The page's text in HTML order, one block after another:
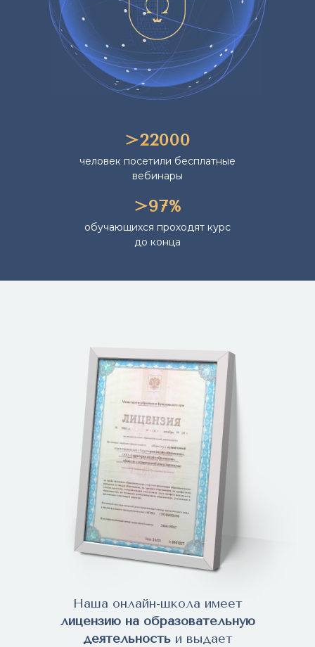
>22000
человек посетили бесплатные
вебинары
>97%
обучающихся проходят курс
до конца
Наша онлайн-школа имеет
лицензию на образовательную
деятельностьи выдает